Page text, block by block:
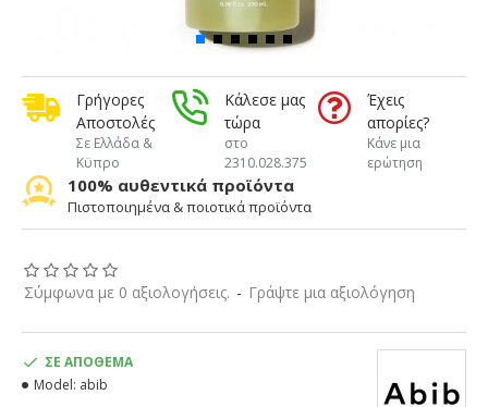
Γρήγορες
Αποστολές
Σε Ελλάδα &
Κϋπρο
Κάλεσε μας
τώρα
στο
2310.028.375
Έχεις
απορίες?
Κάνε μια
ερώτηση
100% αυθεντικά προϊόντα
Πιστοποιημένα & ποιοτικά προϊόντα
Σύμφωνα με 0 αξιολογήσεις. - Γράψτε μια αξιολόγηση
ΣΕ ΑΠΌΘΕΜΑ
Model: abib